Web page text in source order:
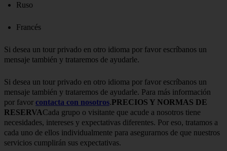
Ruso
Francés
Si desea un tour privado en otro idioma por favor escríbanos un
mensaje también y trataremos de ayudarle.
Si desea un tour privado en otro idioma por favor escríbanos un
mensaje también y trataremos de ayudarle. Para más información
por favor contacta con nosotros.PRECIOS Y NORMAS DE
RESERVACada grupo o visitante que acude a nosotros tiene
necesidades, intereses y expectativas diferentes. Por eso, tratamos a
cada uno de ellos individualmente para asegurarnos de que nuestros
servicios cumplirán sus expectativas.